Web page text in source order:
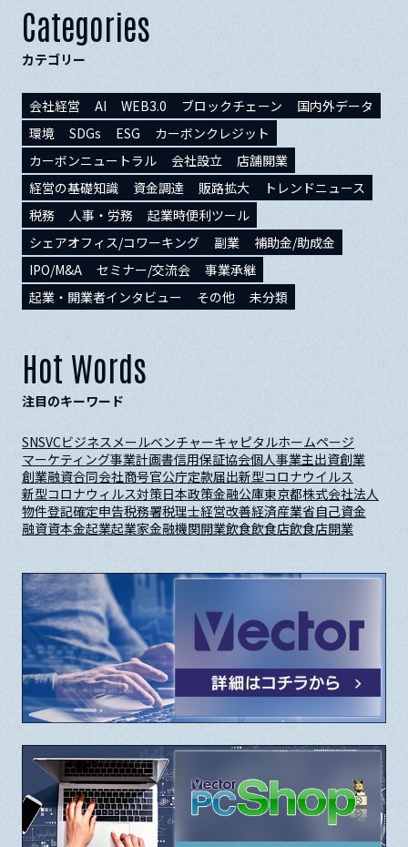
Categories
カテゴリー
会社経営 AI WEB3.0 ブロックチェーン
国内外データ
環境
SDGs ESG
カーボンクレジット
カーボンニュートラル
会社設立
店舗開業
経営の基礎知識
資金調達 販路拡大
トレンドニュース
税務
人事・労務
起業時便利ツール
シェアオフィス/コワーキング
副業
補助金/助成金
IPO/M&A
セミナー/交流会
事業承継
起業・開業者インタビュー
その他 未分類
Hot Words
注目のキーワード
SNSVCビジネスメールベンチャーキャピタルホームページ
マーケティング事業計画書信用保証協会個人事業主出資創業
創業融資合同会社商号官公庁定款届出新型コロナウイルス
新型コロナウィルス対策日本政策金融公庫東京都株式会社法人
物件登記確定申告税務署税理士経営改善経済産業省自己資金
融資資本金起業起業家金融機関開業飲食飲食店飲食店開業